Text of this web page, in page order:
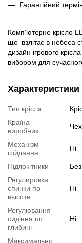
Гарантійний
Комп'ютерне крісло
що взлітає в небеса
дизайн ігрового
вибором для
Характеристики
Тип крісла
Країна
виробник
Механізм
гойдання
Ні
Підлокітники
Без
Регулировка
спинки по
высоте
Ні
Регулювання
сидіння по
глибині
Ні
Максимально